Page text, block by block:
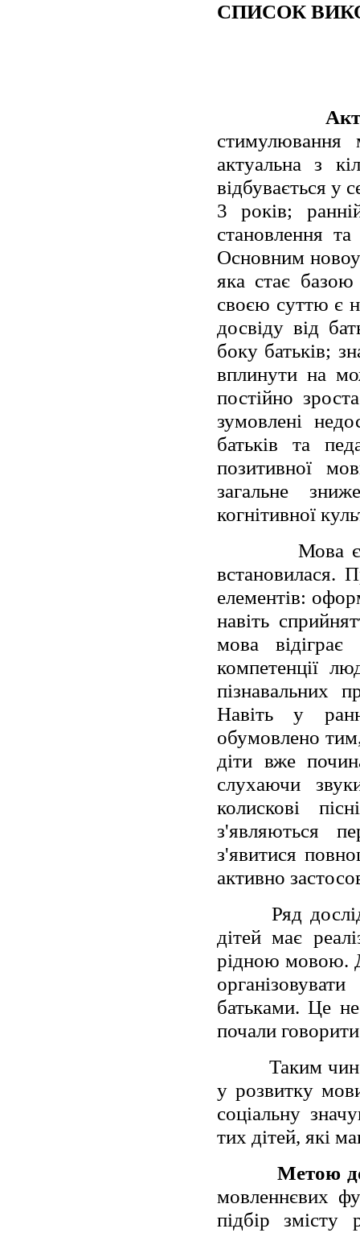
СПИСОК
стимулювання
актуальна з
відбувається у
3 років;
становлення та
Основним
яка стає
своєю суттю є
досвіду від
боку батьків;
вплинути на
постійно
зумовлені
батьків та
позитивної
загальне
когнітивної
Мова
встановилася.
елементів:
навіть
мова
компетенції
пізнавальних
Навіть у
обумовлено
діти вже
слухаючи
колискові
з'являються
з'явитися
активно
Ряд
дітей має
рідною мовою.
батьками. Це
почали
Таким
у розвитку
соціальну
тих дітей, які
Метою
мовленнєвих
підбір змісту